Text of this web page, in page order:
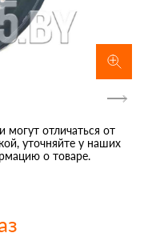
могут отличаться от
уточняйте у наших
о товаре.